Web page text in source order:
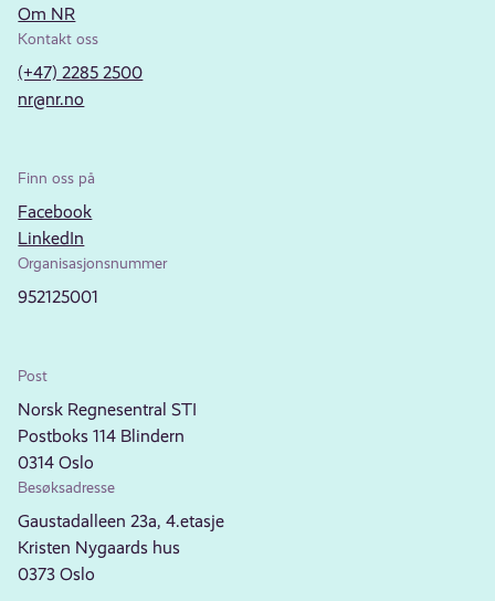
Om NR
Kontakt oss
(+47) 2285 2500
nr@nr.no
Finn oss på
Facebook
LinkedIn
Organisasjonsnummer
952125001
Post
Norsk Regnesentral STI
Postboks 114 Blindern
0314 Oslo
Besøksadresse
Gaustadalleen 23a, 4.etasje
Kristen Nygaards hus
0373 Oslo